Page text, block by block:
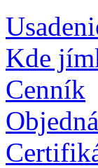
Kde
Cenník